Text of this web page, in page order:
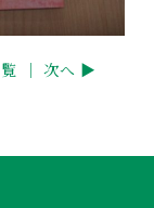
｜ 次へ ▶